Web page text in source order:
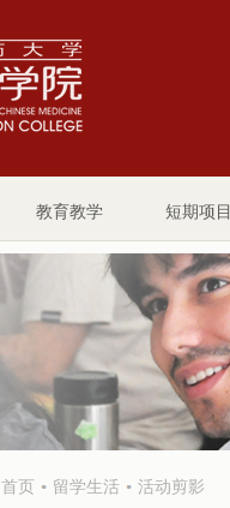
教育教学 短期项目
首页 留学生活 活动剪影